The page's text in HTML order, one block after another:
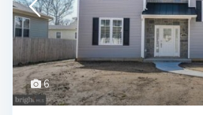
6